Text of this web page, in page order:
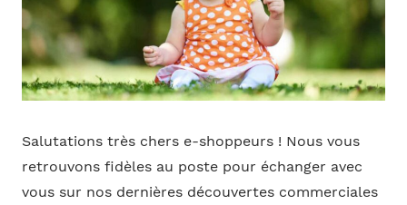
Salutations très chers e-shoppeurs ! Nous vous
retrouvons fidèles au poste pour échanger avec
vous sur nos dernières découvertes commerciales